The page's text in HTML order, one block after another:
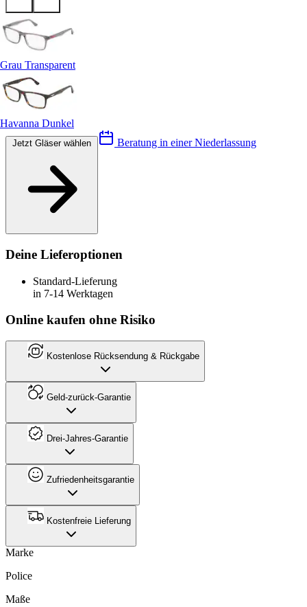
Grau Transparent
Havanna Dunkel
Beratung in einer Niederlassung
Deine Lieferoptionen
Standard-Lieferung
in 7-14 Werktagen
Online kaufen ohne Risiko
Kostenlose Rücksendung & Rückgabe
Geld-zurück-Garantie
Drei-Jahres-Garantie
Zufriedenheitsgarantie
Kostenfreie Lieferung
Marke
Police
Maße